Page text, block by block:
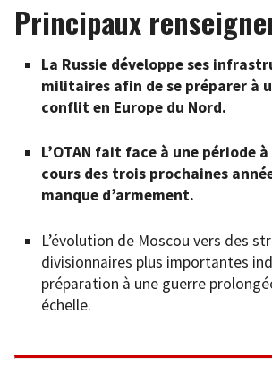
Principaux
La Russie développe ses
militaires afin de se préparer à
conflit en Europe du Nord.
L’OTAN fait face à une période
cours des trois prochaines
manque d’armement.
L’évolution de Moscou vers des
divisionnaires plus importantes
préparation à une guerre
échelle.